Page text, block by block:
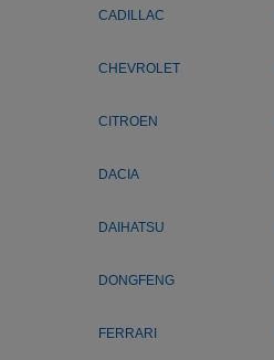
CADILLAC
CHEVROLET
CITROEN
DACIA
DAIHATSU
DONGFENG
FERRARI